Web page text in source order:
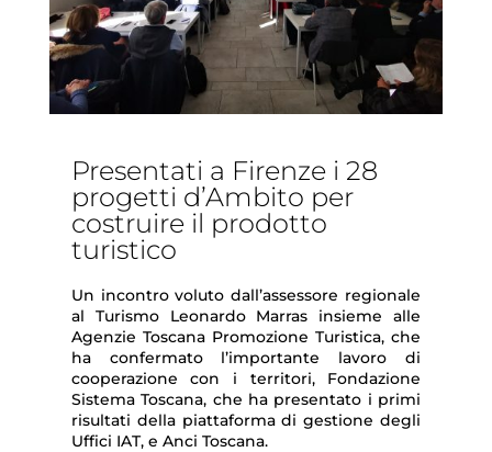
Presentati a Firenze i 28
progetti d’Ambito per
costruire il prodotto
turistico
Un incontro voluto dall’assessore regionale
al Turismo Leonardo Marras insieme alle
Agenzie Toscana Promozione Turistica, che
ha confermato l’importante lavoro di
cooperazione con i territori, Fondazione
Sistema Toscana, che ha presentato i primi
risultati della piattaforma di gestione degli
Uffici IAT, e Anci Toscana.